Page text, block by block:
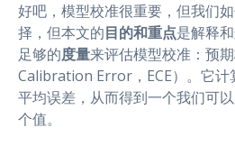
好吧，模型校准很重要，但我们
择，但本文的目的和重点是解释
足够的度量来评估模型校准：预
Calibration Error，ECE）。它计
平均误差，从而得到一个我们可
个值。